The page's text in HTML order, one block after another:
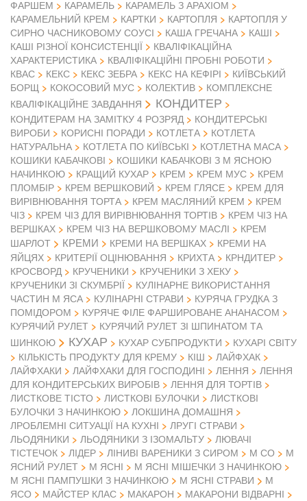
ФАРШЕМ
КАРАМЕЛЬ
КАРАМЕЛЬ З АРАХІОМ
КАРАМЕЛЬНИЙ КРЕМ
КАРТКИ КАРТОПЛЯ
КАРТОПЛЯ У
СИРНО ЧАСНИКОВОМУ СОУСІ
КАША ГРЕЧАНА
КАШІ
КАШІ РІЗНОЇ КОНСИСТЕНЦІЇ
КВАЛІФІКАЦІЙНА
ХАРАКТЕРИСТИКА
КВАЛІФІКАЦІЙНІ ПРОБНІ РОБОТИ
КВАС
КЕКС КЕКС ЗЕБРА КЕКС НА КЕФІРІ
КИЇВСЬКИЙ
БОРЩ
КОКОСОВИЙ МУС КОЛЕКТИВ
КОМПЛЕКСНЕ
КВАЛІФІКАЦІЙНЕ ЗАВДАННЯ
КОНДИТЕР
КОНДИТЕРАМ НА ЗАМІТКУ 4 РОЗРЯД
КОНДИТЕРСЬКІ
ВИРОБИ
КОРИСНІ ПОРАДИ КОТЛЕТА
КОТЛЕТА
НАТУРАЛЬНА
КОТЛЕТА ПО КИЇВСЬКІ
КОТЛЕТНА МАСА
КОШИКИ КАБАЧКОВІ
КОШИКИ КАБАЧКОВІ З М ЯСНОЮ
НАЧИНКОЮ
КРАЩИЙ КУХАР КРЕМ КРЕМ МУС
КРЕМ
ПЛОМБІР
КРЕМ ВЕРШКОВИЙ КРЕМ ГЛЯСЕ
КРЕМ ДЛЯ
ВИРІВНЮВАННЯ ТОРТА
КРЕМ МАСЛЯНИЙ КРЕМ
КРЕМ
ЧІЗ
КРЕМ ЧІЗ ДЛЯ ВИРІВНЮВАННЯ ТОРТІВ
КРЕМ ЧІЗ НА
ВЕРШКАХ
КРЕМ ЧІЗ НА ВЕРШКОВОМУ МАСЛІ
КРЕМ
ШАРЛОТ
КРЕМИ КРЕМИ НА ВЕРШКАХ
КРЕМИ НА
ЯЙЦЯХ
КРИТЕРІЇ ОЦІНЮВАННЯ КРИХТА
КРНДИТЕР
КРОСВОРД
КРУЧЕНИКИ
КРУЧЕНИКИ З ХЕКУ
КРУЧЕНИКИ ЗІ СКУМБРІЇ
КУЛІНАРНЕ ВИКОРИСТАННЯ
ЧАСТИН М ЯСА
КУЛІНАРНІ СТРАВИ
КУРЯЧА ГРУДКА З
ПОМІДОРОМ
КУРЯЧЕ ФІЛЕ ФАРШИРОВАНЕ АНАНАСОМ
КУРЯЧИЙ РУЛЕТ
КУРЯЧИЙ РУЛЕТ ЗІ ШПИНАТОМ ТА
ШИНКОЮ
КУХАР КУХАР СУБПРОДУКТИ
КУХАРІ СВІТУ
КІЛЬКІСТЬ ПРОДУКТУ ДЛЯ КРЕМУ
КІШ
ЛАЙФХАК
ЛАЙФХАКИ
ЛАЙФХАКИ ДЛЯ ГОСПОДИНІ ЛЕННЯ
ЛЕННЯ
ДЛЯ КОНДИТЕРСЬКИХ ВИРОБІВ
ЛЕННЯ ДЛЯ ТОРТІВ
ЛИСТКОВЕ ТІСТО
ЛИСТКОВІ БУЛОЧКИ
ЛИСТКОВІ
БУЛОЧКИ З НАЧИНКОЮ
ЛОКШИНА ДОМАШНЯ
ЛРОБЛЕМНІ СИТУАЦІЇ НА КУХНІ
ЛРУГІ СТРАВИ
ЛЬОДЯНИКИ
ЛЬОДЯНИКИ З ІЗОМАЛЬТУ
ЛЮВАЧІ
ТІСТЕЧОК
ЛІДЕР ЛІНИВІ ВАРЕНИКИ З СИРОМ М СО
М
ЯСНИЙ РУЛЕТ
М ЯСНІ
М ЯСНІ МІШЕЧКИ З НАЧИНКОЮ
М ЯСНІ ПАМПУШКИ З НАЧИНКОЮ
М ЯСНІ СТРАВИ
М
ЯСО
МАЙСТЕР КЛАС МАКАРОН
МАКАРОНИ ВІДВАРНІ